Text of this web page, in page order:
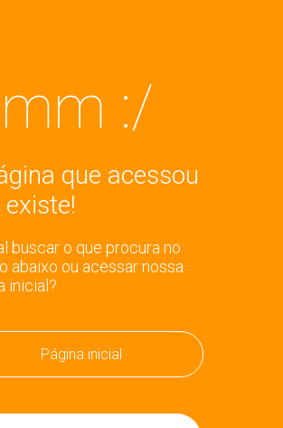
:/
que acessou
existe!
buscar o que procura no
abaixo ou acessar nossa
inicial?
Página inicial